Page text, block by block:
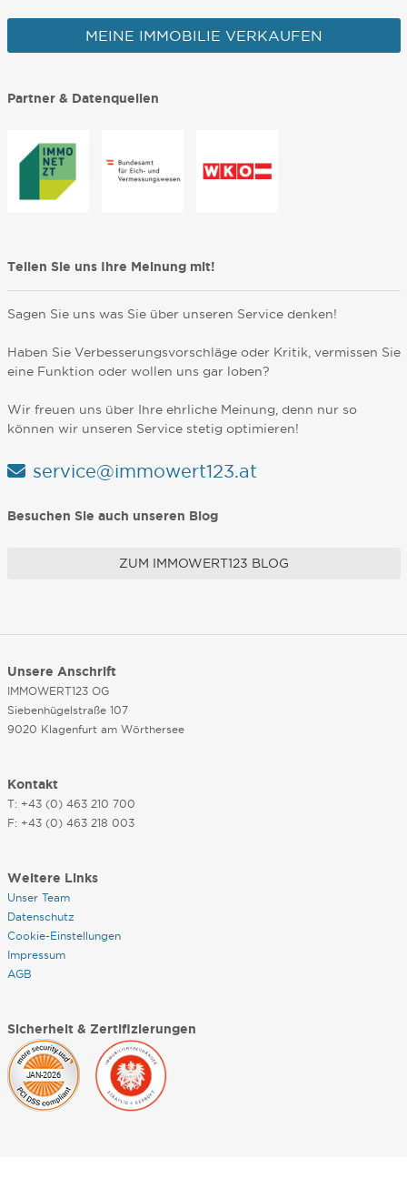
MEINE IMMOBILIE VERKAUFEN
Partner & Datenquellen
Teilen Sie uns Ihre Meinung mit!
Sagen Sie uns was Sie über unseren Service denken!
Haben Sie Verbesserungsvorschläge oder Kritik, vermissen Sie
eine Funktion oder wollen uns gar loben?
Wir freuen uns über Ihre ehrliche Meinung, denn nur so
können wir unseren Service stetig optimieren!
service@immowert123.at
Besuchen Sie auch unseren Blog
ZUM IMMOWERT123 BLOG
Unsere Anschrift
IMMOWERT123 OG
Siebenhügelstraße 107
9020 Klagenfurt am Wörthersee
Kontakt
T: +43 (0) 463 210 700
F: +43 (0) 463 218 003
Weitere Links
Unser Team
Datenschutz
Cookie-Einstellungen
Impressum
AGB
Sicherheit & Zertifizierungen